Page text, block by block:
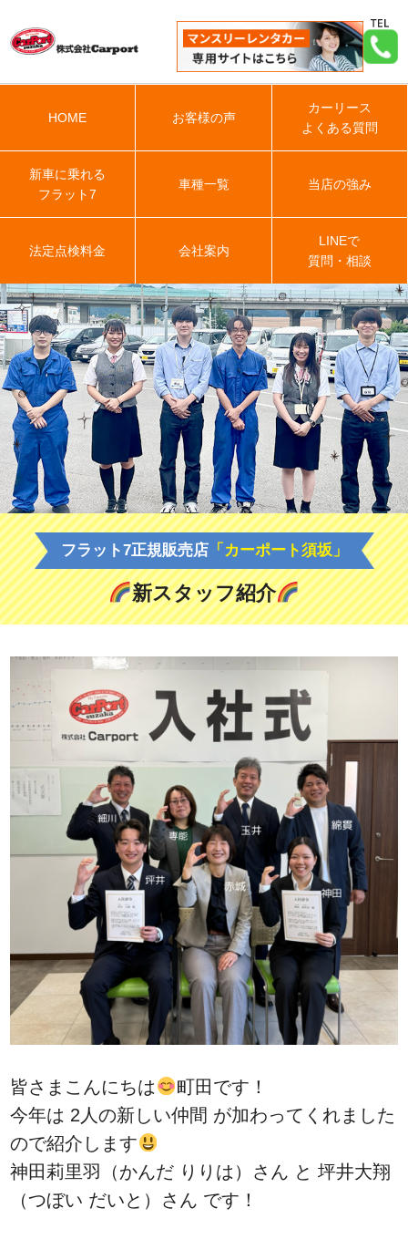
HOME お客様の声
カーリース
よくある質問
新車に乗れる
フラット7
車種一覧 当店の強み
法定点検料金 会社案内
LINEで
質問・相談
フラット7正規販売店「カーポート須坂」
新スタッフ紹介
皆さまこんにちは
町田です！
今年は 2人の新しい仲間 が加わってくれました
ので紹介します
神田莉里羽（かんだ りりは）さん と 坪井大翔
（つぼい だいと）さん です！